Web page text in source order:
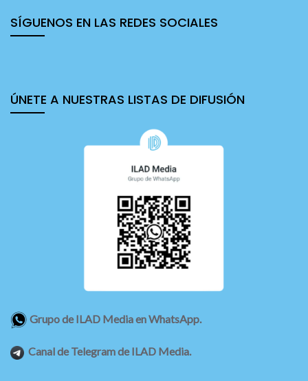
SÍGUENOS EN LAS REDES SOCIALES
ÚNETE A NUESTRAS LISTAS DE DIFUSIÓN
Grupo de ILAD Media en WhatsApp.
Canal de Telegram de ILAD Media.